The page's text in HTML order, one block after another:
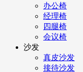
办公椅
经理椅
四腿椅
会议椅
沙发
真皮沙发
接待沙发